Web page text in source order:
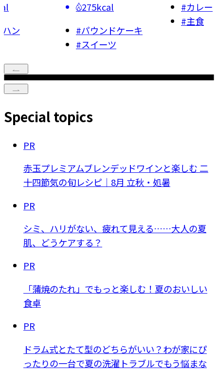
ン
275kcal
#パウンドケーキ
#スイーツ
#カレー
#主食
Special topics
PR
赤玉プレミアムブレンデッドワインと楽しむ 二
十四節気の旬レシピ｜8月 立秋・処暑
PR
シミ、ハリがない、疲れて見える……大人の夏
肌、どうケアする？
PR
「蒲焼のたれ」でもっと楽しむ！夏のおいしい
食卓
PR
ドラム式とたて型のどちらがいい？わが家にぴ
ったりの一台で夏の洗濯トラブルでもう悩まな